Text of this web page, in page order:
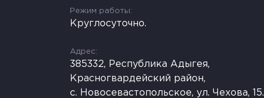
Режим работы:
Круглосуточно.
Адрес:
385332, Республика Адыгея,
Красногвардейский район,
с. Новосевастопольское, ул. Чехова, 15.